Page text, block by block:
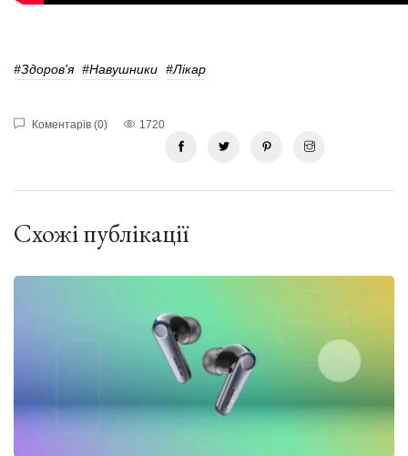
#здоров'я #Навушники #лікар
Коментарів (0) 1720
Схожі публікації